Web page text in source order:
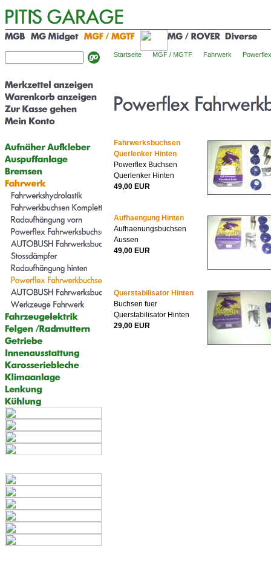
Startseite MGF / MGTF Fahrwerk
Fahrwerksbuchsen
Querlenker Hinten
Powerflex Buchsen
Querlenker Hinten
49,00 EUR
Aufhaengung Hinten
Aufhaenungsbuchsen
Aussen
49,00 EUR
Querstabilisator Hinten
Buchsen fuer
Querstabilisator Hinten
29,00 EUR